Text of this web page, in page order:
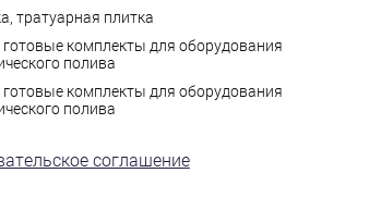
тратуарная плитка
комплекты для оборудования
полива
комплекты для оборудования
полива
соглашение